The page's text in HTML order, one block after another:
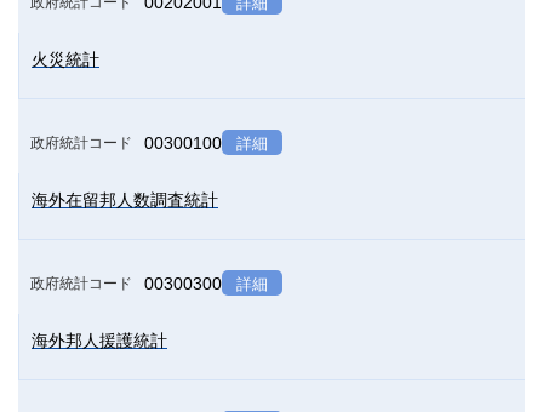
火災統計
政府統計コード 00300100 詳細
海外在留邦人数調査統計
政府統計コード 00300300 詳細
海外邦人援護統計